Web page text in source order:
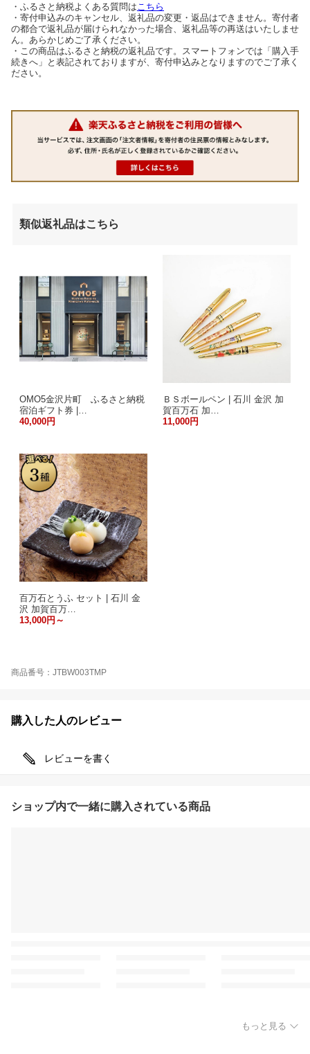
・ふるさと納税よくある質問は こちら
・寄付申込みのキャンセル、返礼品の変更・返品はできません。寄付者
の都合で返礼品が届けられなかった場合、返礼品等の再送はいたしませ
ん。あらかじめご了承ください。
・この商品はふるさと納税の返礼品です。スマートフォンでは「購入手
続きへ」と表記されておりますが、寄付申込みとなりますのでご了承く
ださい。
類似返礼品はこちら
OMO5金沢片町 ふるさと納税
宿泊ギフト券 |…
40,000円
ＢＳボールペン | 石川 金沢 加
賀百万石 加…
11,000円
百万石とうふ セット | 石川 金
沢 加賀百万…
13,000円～
商品番号：JTBW003TMP
購入した人のレビュー
レビューを書く
ショップ内で一緒に購入されている商品
もっと見る